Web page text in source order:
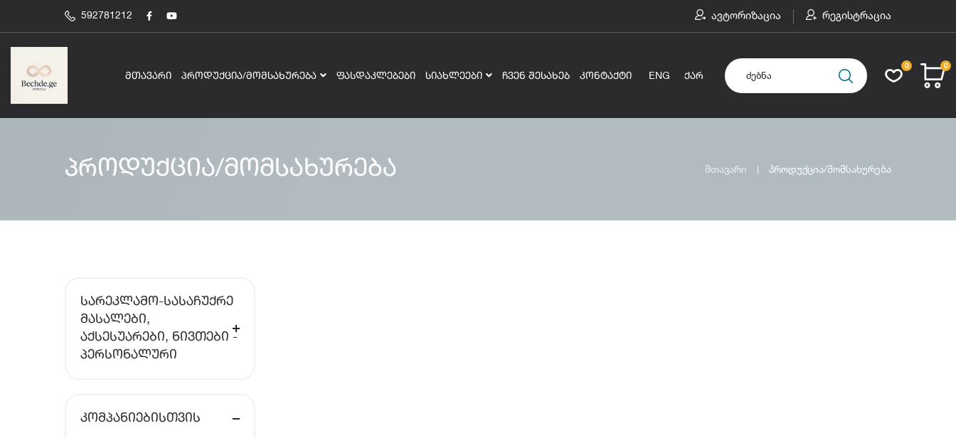
592781212 ავტორიზაცია რეგისტრაცია
ᲛᲗᲐᲕᲐᲠᲘ ᲞᲠᲝᲓᲣᲥᲪᲘᲐ/ᲛᲝᲛᲡᲐᲮᲣᲠᲔᲑᲐ ᲤᲐᲡᲓᲐᲙᲚᲔᲑᲔᲑᲘ ᲡᲘᲐᲮᲚᲔᲔᲑᲘ ᲩᲕᲔᲜ ᲨᲔᲡᲐᲮᲔᲑ ᲙᲝᲜᲢᲐᲥᲢᲘ ENG ᲥᲐᲠ
0 0
პროდუქცია/მომსახურება მთავარი პროდუქცია/მომსახურება
ᲡᲐᲠᲔᲙᲚᲐᲛᲝ-ᲡᲐᲡᲐᲩᲣᲥᲠᲔ
ᲛᲐᲡᲐᲚᲔᲑᲘ,
ᲐᲥᲡᲔᲡᲣᲐᲠᲔᲑᲘ, ᲜᲘᲕᲗᲔᲑᲘ -
ᲞᲔᲠᲡᲝᲜᲐᲚᲣᲠᲘ
ᲙᲝᲛᲞᲐᲜᲘᲔᲑᲘᲡᲗᲕᲘᲡ